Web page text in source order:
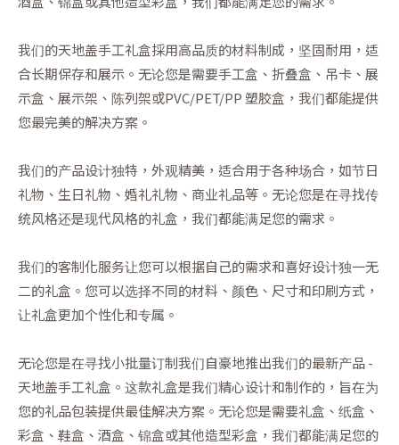
我们的天地盖手工礼盒採用高品质的材料制成，坚固耐用，适
合长期保存和展示。无论您是需要手工盒、折叠盒、吊卡、展
示盒、展示架、陈列架或PVC/PET/PP 塑胶盒，我们都能提供
您最完美的解决方案。
我们的产品设计独特，外观精美，适合用于各种场合，如节日
礼物、生日礼物、婚礼礼物、商业礼品等。无论您是在寻找传
统风格还是现代风格的礼盒，我们都能满足您的需求。
我们的客制化服务让您可以根据自己的需求和喜好设计独一无
二的礼盒。您可以选择不同的材料、颜色、尺寸和印刷方式，
让礼盒更加个性化和专属。
无论您是在寻找小批量订制我们自豪地推出我们的最新产品 -
天地盖手工礼盒。这款礼盒是我们精心设计和制作的，旨在为
您的礼品包装提供最佳解决方案。无论您是需要礼盒、纸盒、
彩盒、鞋盒、酒盒、锦盒或其他造型彩盒，我们都能满足您的